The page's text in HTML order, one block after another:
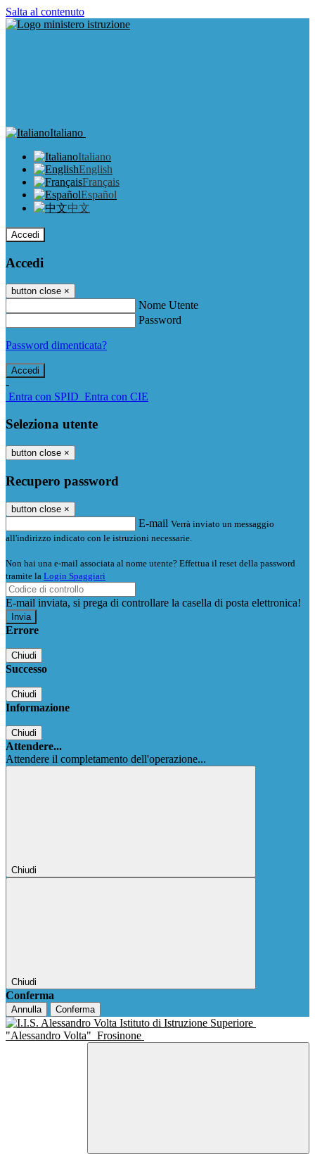
Salta al contenuto
Italiano
Italiano
English
Français
Español
中文
Accedi
Accedi
button close ×
Nome Utente
Password
Password dimenticata?
-
Entra con SPID Entra con CIE
Seleziona utente
button close ×
Recupero password
button close ×
E-mail Verrà inviato un messaggio
all'indirizzo indicato con le istruzioni necessarie.
Non hai una e-mail associata al nome utente? Effettua il reset della password
tramite la Login Spaggiari
E-mail inviata, si prega di controllare la casella di posta elettronica!
Errore
Chiudi
Successo
Chiudi
Informazione
Chiudi
Attendere...
Attendere il completamento dell'operazione...
Chiudi
Chiudi
Conferma
Annulla Conferma
Istituto di Istruzione Superiore
"Alessandro Volta" Frosinone